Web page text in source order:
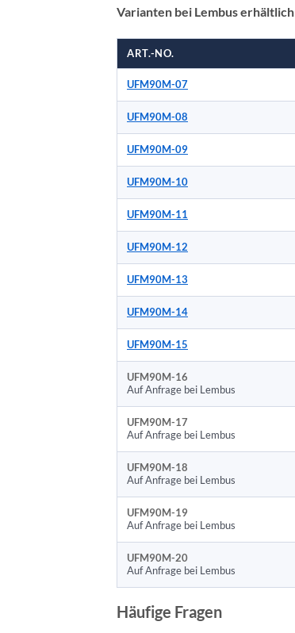
Varianten bei Lembus erhältlich
ART.-NO.
UFM90M-07
UFM90M-08
UFM90M-09
UFM90M-10
UFM90M-11
UFM90M-12
UFM90M-13
UFM90M-14
UFM90M-15
UFM90M-16
Auf Anfrage bei Lembus
UFM90M-17
Auf Anfrage bei Lembus
UFM90M-18
Auf Anfrage bei Lembus
UFM90M-19
Auf Anfrage bei Lembus
UFM90M-20
Auf Anfrage bei Lembus
Häufige Fragen